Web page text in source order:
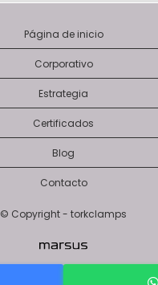
Página de inicio
Corporativo
Estrategia
Certificados
Blog
Contacto
© Copyright - torkclamps